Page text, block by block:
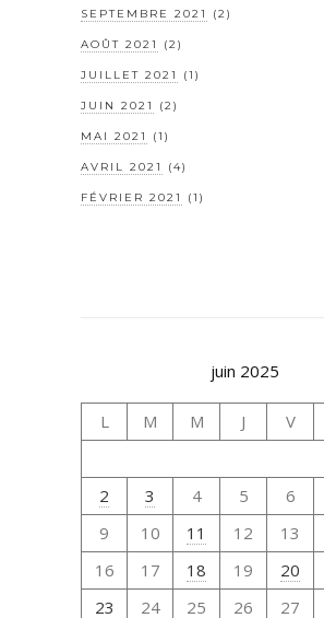
SEPTEMBRE 2021 (2)
AOÛT 2021 (2)
JUILLET 2021 (1)
JUIN 2021 (2)
MAI 2021 (1)
AVRIL 2021 (4)
FÉVRIER 2021 (1)
juin 2025
L M M J V
2
3 4 5 6
9
10 11 12 13
16
17 18 19 20
23
24 25 26 27